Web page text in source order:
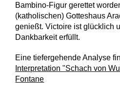
Bambino-Figur gerettet
(katholischen) Gotteshaus
genießt. Victoire ist glücklich
Dankbarkeit erfüllt.
Eine tiefergehende Analyse
Interpretation "Schach von
Fontane